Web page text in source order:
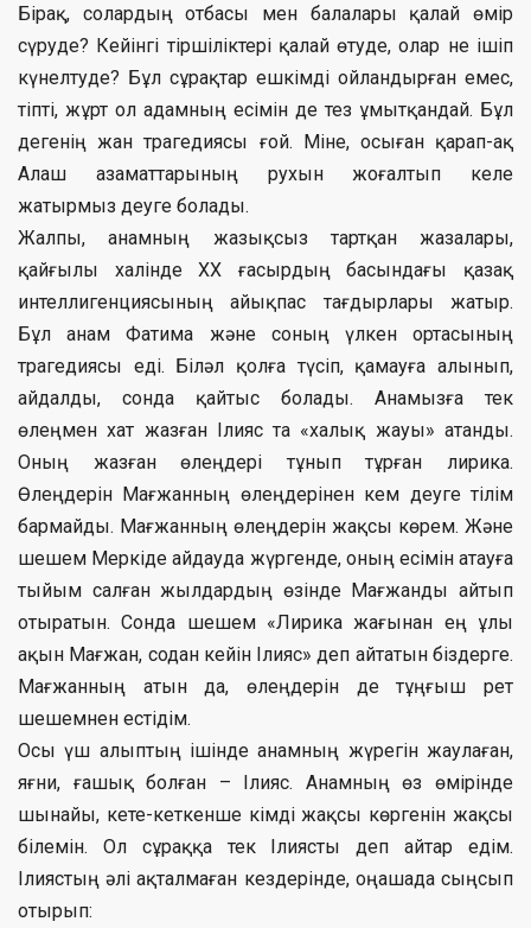
Бірақ, солардың отбасы мен балалары қалай өмір
сүруде? Кейінгі тіршіліктері қалай өтуде, олар не ішіп
күнелтуде? Бұл сұрақтар ешкімді ойландырған емес,
тіпті, жұрт ол адамның есімін де тез ұмытқандай. Бұл
дегенің жан трагедиясы ғой. Міне, осыған қарап-ақ
Алаш азаматтарының рухын жоғалтып келе
жатырмыз деуге болады.
Жалпы, анамның жазықсыз тартқан жазалары,
қайғылы халінде ХХ ғасырдың басындағы қазақ
интеллигенциясының айықпас тағдырлары жатыр.
Бұл анам Фатима және соның үлкен ортасының
трагедиясы еді. Біләл қолға түсіп, қамауға алынып,
айдалды, сонда қайтыс болады. Анамызға тек
өлеңмен хат жазған Ілияс та «халық жауы» атанды.
Оның жазған өлеңдері тұнып тұрған лирика.
Өлеңдерін Мағжанның өлеңдерінен кем деуге тілім
бармайды. Мағжанның өлеңдерін жақсы көрем. Және
шешем Меркіде айдауда жүргенде, оның есімін атауға
тыйым салған жылдардың өзінде Мағжанды айтып
отыратын. Сонда шешем «Лирика жағынан ең ұлы
ақын Мағжан, содан кейін Ілияс» деп айтатын біздерге.
Мағжанның атын да, өлеңдерін де тұңғыш рет
шешемнен естідім.
Осы үш алыптың ішінде анамның жүрегін жаулаған,
яғни, ғашық болған – Ілияс. Анамның өз өмірінде
шынайы, кете-кеткенше кімді жақсы көргенін жақсы
білемін. Ол сұраққа тек Ілиясты деп айтар едім.
Ілиястың әлі ақталмаған кездерінде, оңашада сыңсып
отырып: